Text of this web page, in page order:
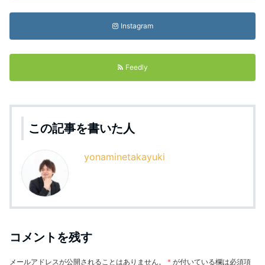
Instagram
Feedly
この記事を書いた人
yonaminetakayuki
コメントを残す
メールアドレスが公開されることはありません。 * が付いている欄は必須項